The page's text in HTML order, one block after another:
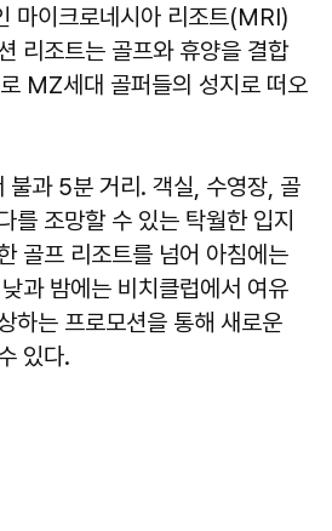
마이크로네시아 리조트(MRI)
리조트는 골프와 휴양을 결합
로 MZ세대 골퍼들의 성지로 떠오
불과 5분 거리. 객실, 수영장, 골
를 조망할 수 있는 탁월한 입지
골프 리조트를 넘어 아침에는
과 밤에는 비치클럽에서 여유
하는 프로모션을 통해 새로운
있다.